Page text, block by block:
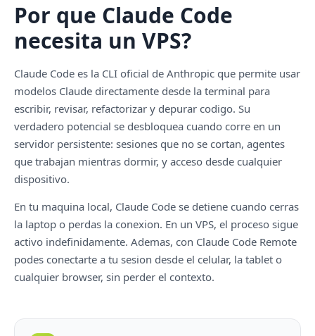
Por que Claude Code
necesita un VPS?
Claude Code es la CLI oficial de Anthropic que permite usar
modelos Claude directamente desde la terminal para
escribir, revisar, refactorizar y depurar codigo. Su
verdadero potencial se desbloquea cuando corre en un
servidor persistente: sesiones que no se cortan, agentes
que trabajan mientras dormir, y acceso desde cualquier
dispositivo.
En tu maquina local, Claude Code se detiene cuando cerras
la laptop o perdas la conexion. En un VPS, el proceso sigue
activo indefinidamente. Ademas, con Claude Code Remote
podes conectarte a tu sesion desde el celular, la tablet o
cualquier browser, sin perder el contexto.